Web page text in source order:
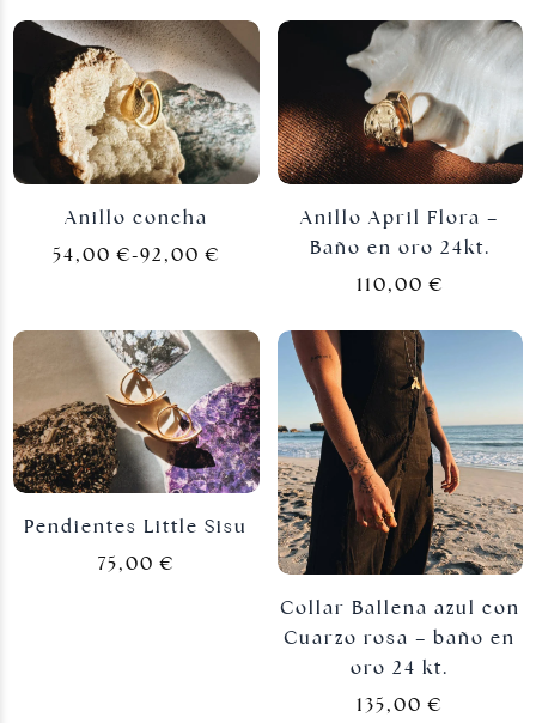
Anillo concha
54,00€-92,00€
Anillo April Flora –
Baño en oro 24kt.
110,00€
Pendientes Little Sisu
75,00€
Collar Ballena azul con
Cuarzo rosa – baño en
oro 24 kt.
135,00€